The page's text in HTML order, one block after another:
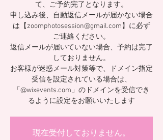
て、ご予約完了となります。
申し込み後、自動返信メールが届かない場合
は【zoomphotosession@gmail.com】に必ず
ご連絡ください。
返信メールが届いていない場合、予約は完了
しておりません。
お客様が迷惑メール対策等で、ドメイン指定
受信を設定されている場合は、
「@wixevents.com」のドメインを受信でき
るように設定をお願いいたします
現在受付しておりません。